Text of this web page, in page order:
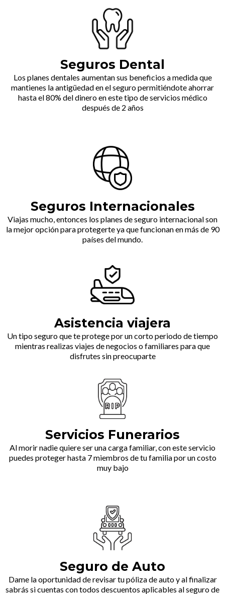
Seguros Dental
Los planes dentales aumentan sus beneficios a medida que
mantienes la antigüedad en el seguro permitiéndote ahorrar
hasta el 80% del dinero en este tipo de servicios médico
después de 2 años
Seguros Internacionales
Viajas mucho, entonces los planes de seguro internacional son
la mejor opción para protegerte ya que funcionan en más de 90
países del mundo.
Asistencia viajera
Un tipo seguro que te protege por un corto periodo de tiempo
mientras realizas viajes de negocios o familiares para que
disfrutes sin preocuparte
Servicios Funerarios
Al morir nadie quiere ser una carga familiar, con este servicio
puedes proteger hasta 7 miembros de tu familia por un costo
muy bajo
Seguro de Auto
Dame la oportunidad de revisar tu póliza de auto y al finalizar
sabrás si cuentas con todos descuentos aplicables al seguro de